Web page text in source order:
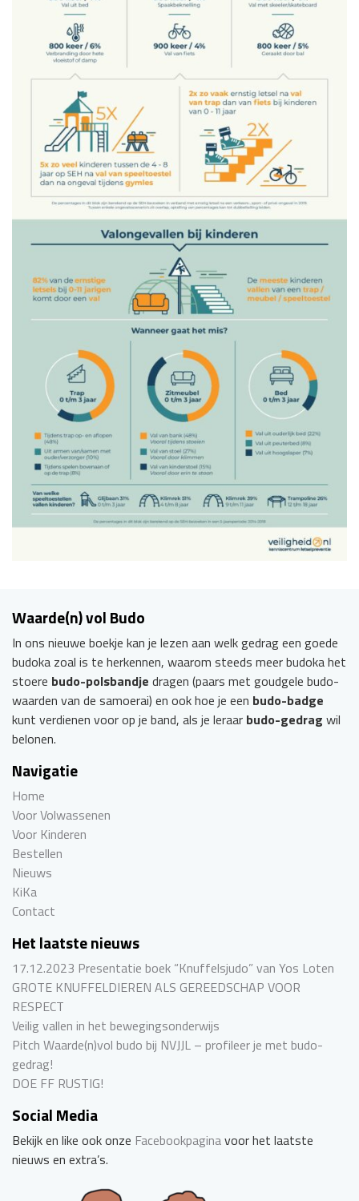
Waarde(n) vol Budo
In ons nieuwe boekje kan je lezen aan welk gedrag een goede
budoka zoal is te herkennen, waarom steeds meer budoka het
stoere budo-polsbandje dragen (paars met goudgele budo-
waarden van de samoerai) en ook hoe je een budo-badge
kunt verdienen voor op je band, als je leraar budo-gedrag wil
belonen.
Navigatie
Home
Voor Volwassenen
Voor Kinderen
Bestellen
Nieuws
KiKa
Contact
Het laatste nieuws
17.12.2023 Presentatie boek “Knuffelsjudo” van Yos Loten
GROTE KNUFFELDIEREN ALS GEREEDSCHAP VOOR
RESPECT
Veilig vallen in het bewegingsonderwijs
Pitch Waarde(n)vol budo bij NVJJL – profileer je met budo-
gedrag!
DOE FF RUSTIG!
Social Media
Bekijk en like ook onze Facebookpaginavoor het laatste
nieuws en extra’s.